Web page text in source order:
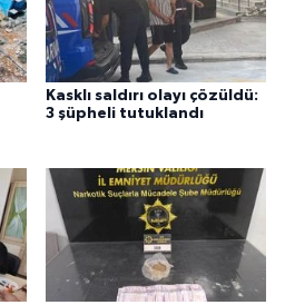
Kasklı saldırı olayı çözüldü:
3 şüpheli tutuklandı